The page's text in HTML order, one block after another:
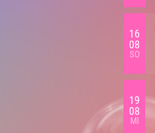
16
08
SO
19
08
MI